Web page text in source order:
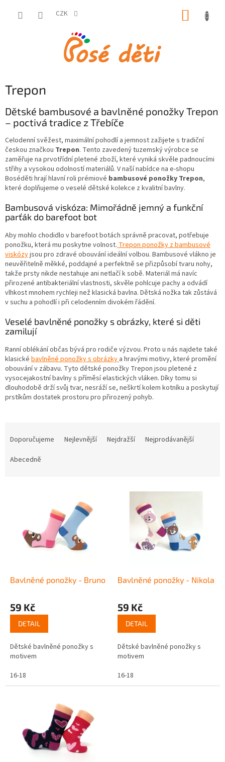
CZK
Trepon
Dětské bambusové a bavlněné ponožky Trepon
– poctivá tradice z Třebíče
Celodenní svěžest, maximální pohodlí a jemnost zažijete s tradiční
českou značkou Trepon. Tento zavedený tuzemský výrobce se
zaměřuje na prvotřídní pletené zboží, které vyniká skvěle padnoucími
střihy a vysokou odolností materiálů. V naší nabídce na e-shopu
Boséděti hrají hlavní roli prémiové bambusové ponožky Trepon,
které doplňujeme o veselé dětské kolekce z kvalitní bavlny.
Bambusová viskóza: Mimořádně jemný a funkční
parťák do barefoot bot
Aby mohlo chodidlo v barefoot botách správně pracovat, potřebuje
ponožku, která mu poskytne volnost.Trepon ponožky z bambusové
viskózyjsou pro zdravé obouvání ideální volbou. Bambusové vlákno je
neuvěřitelně měkké, poddajné a perfektně se přizpůsobí tvaru nohy,
takže prsty nikde nestahuje ani netlačí k sobě. Materiál má navíc
přirozené antibakteriální vlastnosti, skvěle pohlcuje pachy a odvádí
vlhkost mnohem rychleji než klasická bavlna. Dětská nožka tak zůstává
v suchu a pohodlí i při celodenním divokém řádění.
Veselé bavlněné ponožky s obrázky, které si děti
zamilují
Ranní oblékání občas bývá pro rodiče výzvou. Proto u nás najdete také
klasické bavlněné ponožky s obrázkya hravými motivy, které promění
obouvání v zábavu. Tyto dětské ponožky Trepon jsou pletené z
vysocejakostní bavlny s příměsí elastických vláken. Díky tomu si
dlouhodobě drží svůj tvar, nesráží se, neškrtí kolem kotníku a poskytují
prstíkům dostatek prostoru pro přirozený pohyb.
Doporučujeme Nejlevnější Nejdražší
Nejprodávanější
Abecedně
Bavlněné ponožky - Bruno
59 Kč
DETAIL
Dětské bavlněné ponožky s
motivem
16-18
Bavlněné ponožky - Nikola
59 Kč
DETAIL
Dětské bavlněné ponožky s
motivem
16-18